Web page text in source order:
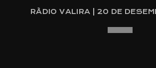
RÀDIO VALIRA | 20 DE